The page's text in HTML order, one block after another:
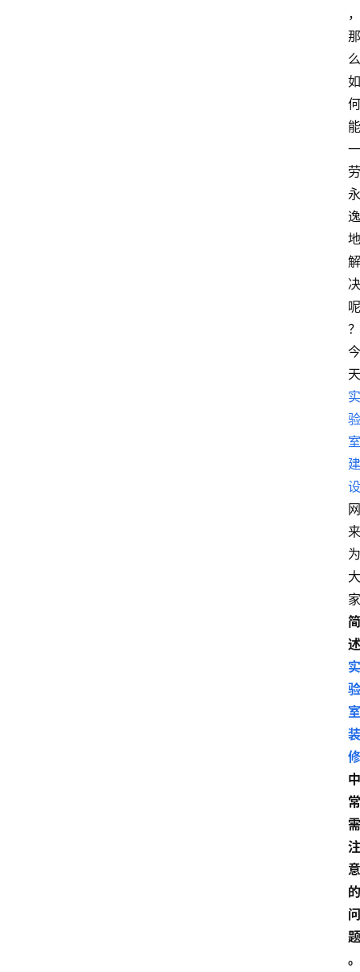
，
那
么
如
何
能
一
劳
永
逸
地
解
决
呢
？
今
天
实
验
室
建
设
网
来
为
大
家
简
述
实
验
室
装
修
中
常
需
注
意
的
问
题
。